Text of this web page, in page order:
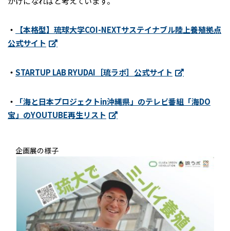
・
【本格型】琉球大学COI-NEXTサステイナブル陸上養殖拠点
公式サイト
・ STARTUP LAB RYUDAI［琉ラボ］公式サイト
・
「海と日本プロジェクトin沖縄県」のテレビ番組「海DO
宝」のYOUTUBE再生リスト
企画展の様子